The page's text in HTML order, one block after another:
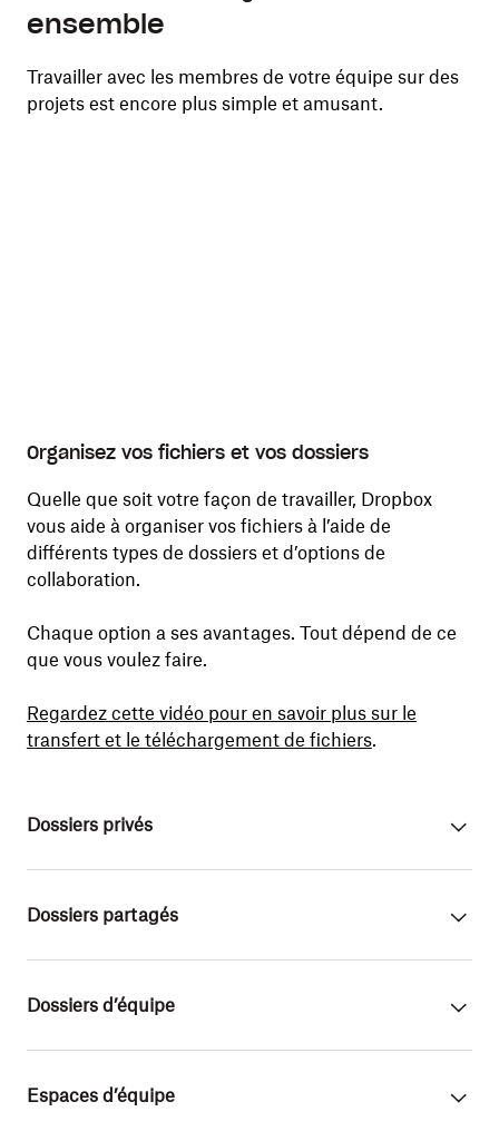
ensemble
Travailler avec les membres de votre équipe sur des
projets est encore plus simple et amusant.
Organisez vos fichiers et vos dossiers
Quelle que soit votre façon de travailler, Dropbox
vous aide à organiser vos fichiers à l’aide de
différents types de dossiers et d’options de
collaboration.
Chaque option a ses avantages. Tout dépend de ce
que vous voulez faire.
Regardez cette vidéo pour en savoir plus sur le
transfert et le téléchargement de fichiers.
Dossiers privés
Dossiers partagés
Dossiers d’équipe
Espaces d’équipe